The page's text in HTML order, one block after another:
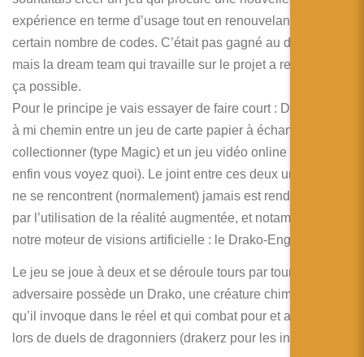
expérience en terme d’usage tout en renouvelant un
certain nombre de codes. C’était pas gagné au départ,
mais la dream team qui travaille sur le projet a rendu tout
ça possible.
Pour le principe je vais essayer de faire court : Drakerz est
à mi chemin entre un jeu de carte papier à échanger et
collectionner (type Magic) et un jeu vidéo online (type …
enfin vous voyez quoi). Le joint entre ces deux univers qui
ne se rencontrent (normalement) jamais est rendu possible
par l’utilisation de la réalité augmentée, et notamment de
notre moteur de visions artificielle : le Drako-Engine.
Le jeu se joue à deux et se déroule tours par tours. Chaque
adversaire possède un Drako, une créature chimérique
qu’il invoque dans le réel et qui combat pour et avec lui
lors de duels de dragonniers (drakerz pour les intimes).